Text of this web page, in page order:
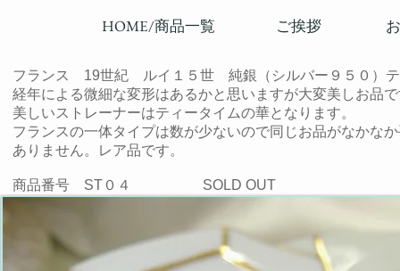
HOME/商品一覧 ご挨拶
フランス 19世紀 ルイ１５世 純銀（シルバー９５０）テ
経年による微細な変形はあるかと思いますが大変美しお品
美しいストレーナーはティータイムの華となります。
フランスの一体タイプは数が少ないので同じお品がなかな
ありません。レア品です。
商品番号 ST０４ SOLD OUT